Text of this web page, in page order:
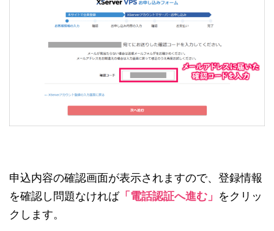
申込内容の確認画面が表示されますので、登録情報
を確認し問題なければ「電話認証へ進む」 をクリッ
クします。